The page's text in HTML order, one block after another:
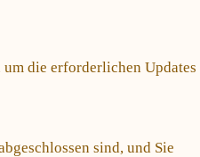
die erforderlichen Updates
sind, und Sie